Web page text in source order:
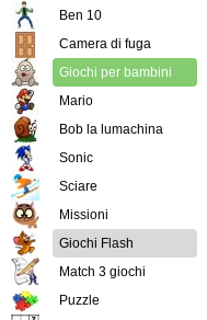
Ben 10
Camera di fuga
Giochi per bambini
Mario
Bob la lumachina
Sonic
Sciare
Missioni
Giochi Flash
Match 3 giochi
Puzzle